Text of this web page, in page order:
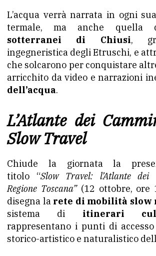
L’acqua verrà narrata in ogni
termale, ma anche quella
sotterranei di Chiusi,
ingegneristica degli Etruschi, e
che solcarono per conquistare
arricchito da video e narrazioni
dell’acqua.
L’Atlante dei
Slow Travel
Chiude la giornata la
titolo “Slow Travel: l’Atlante dei
Regione Toscana”(12 ottobre, ore
disegna la rete di mobilità slow
sistema di itinerari
rappresentano i punti di
storico-artistico e naturalistico